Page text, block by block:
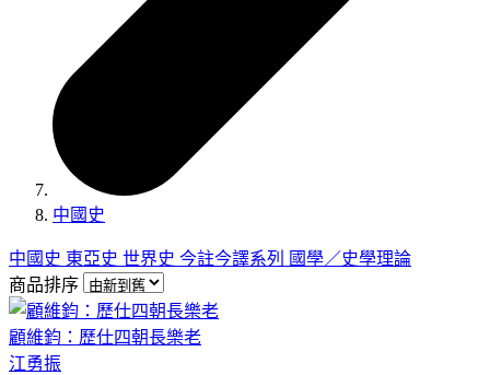
中國史
中國史 東亞史 世界史 今註今譯系列
國學／史學理論
商品排序
顧維鈞：歷仕四朝長樂老
江勇振